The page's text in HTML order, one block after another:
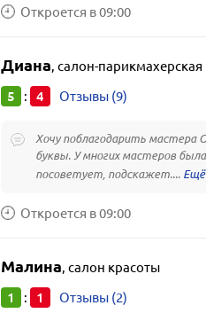
Откроется в 09:00
Диана, салон-парикмахерская
5 : 4 Отзывы (9)
Хочу поблагодарить мастера
буквы. У многих мастеров
посоветует, подскажет....
Откроется в 09:00
Малина, салон красоты
1 : 1 Отзывы (2)